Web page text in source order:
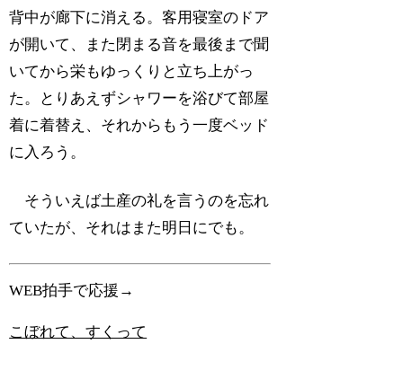
背中が廊下に消える。客用寝室のドア
が開いて、また閉まる音を最後まで聞
いてから栄もゆっくりと立ち上がっ
た。とりあえずシャワーを浴びて部屋
着に着替え、それからもう一度ベッド
に入ろう。
そういえば土産の礼を言うのを忘れ
ていたが、それはまた明日にでも。
WEB拍手で応援→
こぼれて、すくって